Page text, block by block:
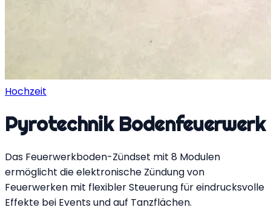
Hochzeit
Pyrotechnik Bodenfeuerwerk
Das Feuerwerkboden-Zündset mit 8 Modulen
ermöglicht die elektronische Zündung von
Feuerwerken mit flexibler Steuerung für eindrucksvolle
Effekte bei Events und auf Tanzflächen.